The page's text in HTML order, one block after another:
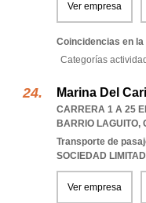
Ver empresa
Coincidencias en la
Categorías
Marina Del
CARRERA 1 A 25
BARRIO LAGUITO,
Transporte de
SOCIEDAD
Ver empresa